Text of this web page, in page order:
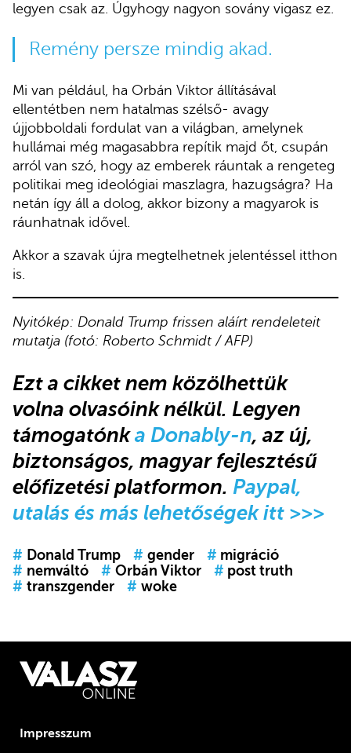
legyen csak az. Úgyhogy nagyon sovány vigasz ez.
Remény persze mindig akad.
Mi van például, ha Orbán Viktor állításával
ellentétben nem hatalmas szélső- avagy
újjobboldali fordulat van a világban, amelynek
hullámai még magasabbra repítik majd őt, csupán
arról van szó, hogy az emberek ráuntak a rengeteg
politikai meg ideológiai maszlagra, hazugságra? Ha
netán így áll a dolog, akkor bizony a magyarok is
ráunhatnak idővel.
Akkor a szavak újra megtelhetnek jelentéssel itthon
is.
Nyitókép: Donald Trump frissen aláírt rendeleteit
mutatja (fotó: Roberto Schmidt / AFP)
Ezt a cikket nem közölhettük
volna olvasóink nélkül. Legyen
támogatónka Donably-n, az új,
biztonságos, magyar fejlesztésű
előfizetési platformon. Paypal,
utalás és más lehetőségek itt >>>
# Donald Trump # gender # migráció
# nemváltó # Orbán Viktor # post truth
# transzgender # woke
Impresszum